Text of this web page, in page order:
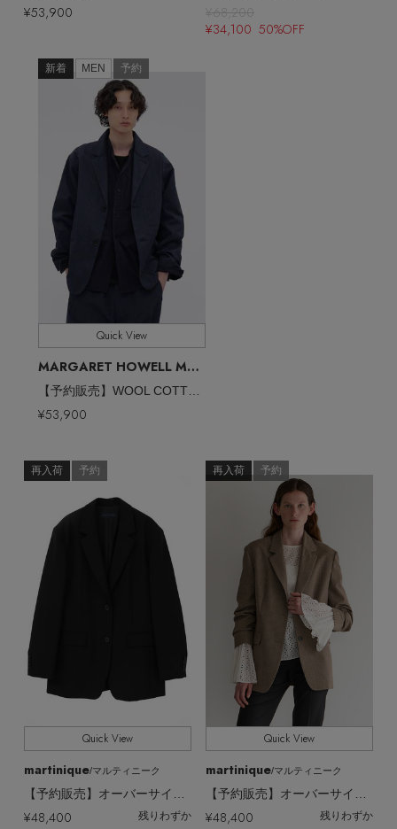
¥68,200
¥34,100 50%OFF
¥53,900
新着 MEN 予約
Quick View
MARGARET HOWELL MEN
【予約販売】WOOL COTTON TWILL JACKET
¥53,900
再入荷 予約
Quick View
martinique/マルティニーク
¥48,400 残りわずか
再入荷 予約
Quick View
martinique/マルティニーク
¥48,400 残りわずか